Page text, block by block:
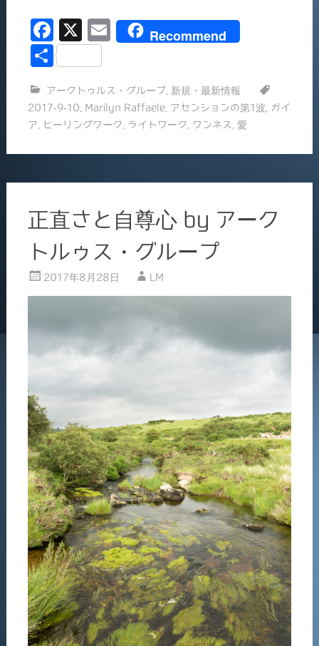
み
中…
F
a
e
b
k
X
E
l
Recommend
共
アークトゥルス・グループ, 新規・最新情報
2017-9-10
Marilyn Raffaele, アセンションの第1波
ガイ
ア
ヒーリングワーク ライトワーク ワンネス 愛
正直さと自尊心 by アーク
トルゥス・グループ
2017年8月28日 LM